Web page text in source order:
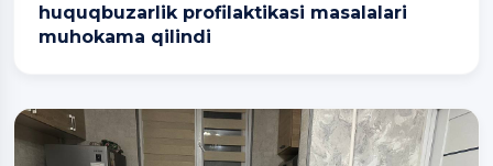
huquqbuzarlik profilaktikasi masalalari
muhokama qilindi